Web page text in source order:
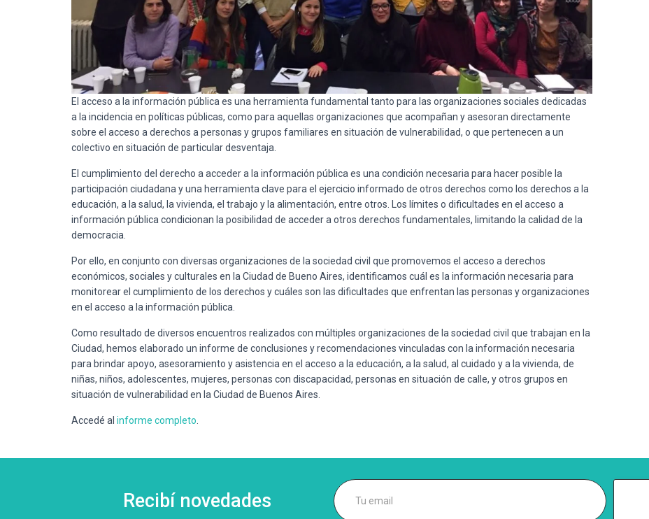
El acceso a la información pública es una herramienta fundamental tanto para las organizaciones sociales dedicadas
a la incidencia en políticas públicas, como para aquellas organizaciones que acompañan y asesoran directamente
sobre el acceso a derechos a personas y grupos familiares en situación de vulnerabilidad, o que pertenecen a un
colectivo en situación de particular desventaja.
El cumplimiento del derecho a acceder a la información pública es una condición necesaria para hacer posible la
participación ciudadana y una herramienta clave para el ejercicio informado de otros derechos como los derechos a la
educación, a la salud, la vivienda, el trabajo y la alimentación, entre otros. Los límites o dificultades en el acceso a
información pública condicionan la posibilidad de acceder a otros derechos fundamentales, limitando la calidad de la
democracia.
Por ello, en conjunto con diversas organizaciones de la sociedad civil que promovemos el acceso a derechos
económicos, sociales y culturales en la Ciudad de Bueno Aires, identificamos cuál es la información necesaria para
monitorear el cumplimiento de los derechos y cuáles son las dificultades que enfrentan las personas y organizaciones
en el acceso a la información pública.
Como resultado de diversos encuentros realizados con múltiples organizaciones de la sociedad civil que trabajan en la
Ciudad, hemos elaborado un informe de conclusiones y recomendaciones vinculadas con la información necesaria
para brindar apoyo, asesoramiento y asistencia en el acceso a la educación, a la salud, al cuidado y a la vivienda, de
niñas, niños, adolescentes, mujeres, personas con discapacidad, personas en situación de calle, y otros grupos en
situación de vulnerabilidad en la Ciudad de Buenos Aires.
Accedé al informe completo.
Recibí novedades